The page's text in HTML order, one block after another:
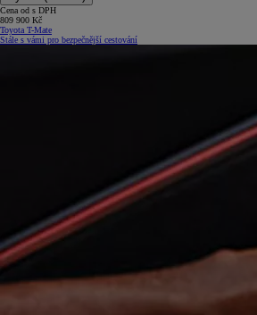
Cena od s DPH
809 900 Kč
Toyota T-Mate
Stále s vámi pro bezpečnější cestování